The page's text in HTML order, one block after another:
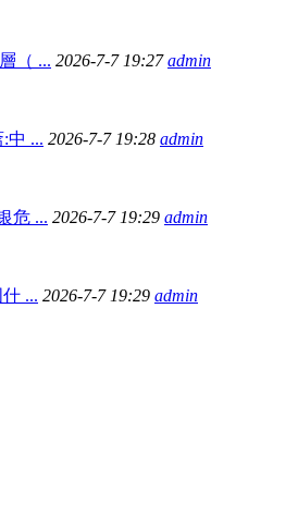
（ ... 2026-7-7 19:27admin
中 ... 2026-7-7 19:28 admin
危 ... 2026-7-7 19:29 admin
... 2026-7-7 19:29 admin